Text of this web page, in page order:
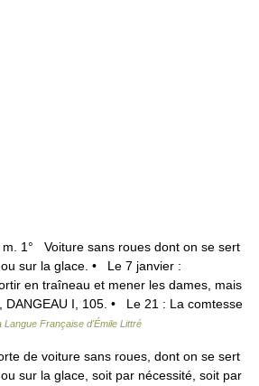
1° Voiture sans roues dont on se sert
sur la glace. • Le 7 janvier :
en traîneau et mener les dames, mais
DANGEAU I, 105. • Le 21 : La comtesse
Langue Française d'Émile Littré
de voiture sans roues, dont on se sert
sur la glace, soit par nécessité, soit par